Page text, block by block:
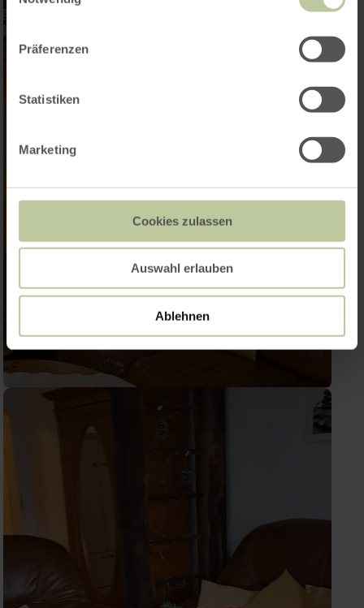
Präferenzen
Statistiken
Marketing
Cookies zulassen
Auswahl erlauben
Ablehnen